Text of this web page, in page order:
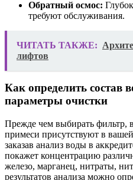
Обратный осмос:
требуют обслуживания.
ЧИТАТЬ ТАКЖЕ:
лифтов
Как определить состав
параметры очистки
Прежде чем выбирать фильтр,
примеси присутствуют в
заказав анализ воды в
покажет концентрацию
железо, марганец, нитраты,
результатов анализа можно